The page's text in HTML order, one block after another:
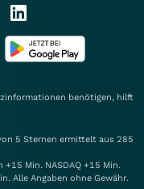
benötigen, hilft
5 Sternen ermittelt aus 285
Min. NASDAQ +15 Min.
Alle Angaben ohne Gewähr.